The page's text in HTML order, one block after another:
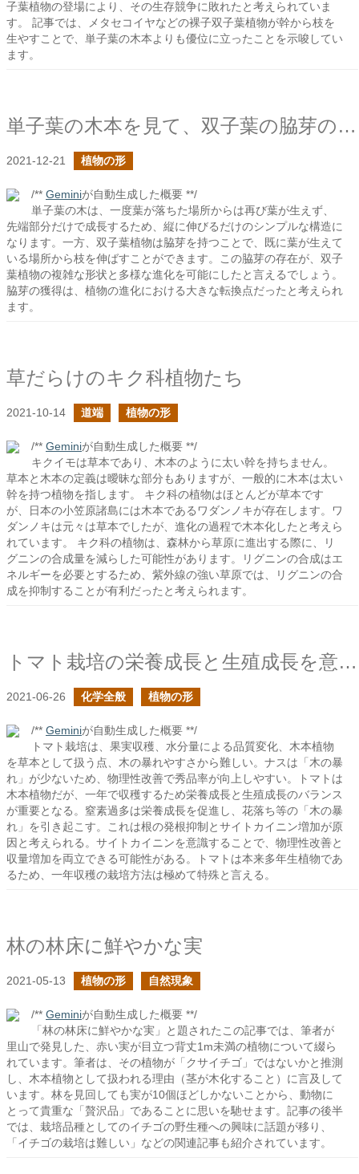
子葉植物の登場により、その生存競争に敗れたと考えられていま
す。 記事では、メタセコイヤなどの裸子双子葉植物が幹から枝を
生やすことで、単子葉の木本よりも優位に立ったことを示唆してい
ます。
単子葉の木本を見て、双子葉の脇芽の発生の凄さを知る
2021-12-21 植物の形
/** Geminiが自動生成した概要 **/
単子葉の木は、一度葉が落ちた場所からは再び葉が生えず、
先端部分だけで成長するため、縦に伸びるだけのシンプルな構造に
なります。一方、双子葉植物は脇芽を持つことで、既に葉が生えて
いる場所から枝を伸ばすことができます。この脇芽の存在が、双子
葉植物の複雑な形状と多様な進化を可能にしたと言えるでしょう。
脇芽の獲得は、植物の進化における大きな転換点だったと考えられ
ます。
草だらけのキク科植物たち
2021-10-14 道端 植物の形
/** Geminiが自動生成した概要 **/
キクイモは草本であり、木本のように太い幹を持ちません。
草本と木本の定義は曖昧な部分もありますが、一般的に木本は太い
幹を持つ植物を指します。 キク科の植物はほとんどが草本です
が、日本の小笠原諸島には木本であるワダンノキが存在します。ワ
ダンノキは元々は草本でしたが、進化の過程で木本化したと考えら
れています。 キク科の植物は、森林から草原に進出する際に、リ
グニンの合成量を減らした可能性があります。リグニンの合成はエ
ネルギーを必要とするため、紫外線の強い草原では、リグニンの合
成を抑制することが有利だったと考えられます。
トマト栽培の栄養成長と生殖成長を意識する
2021-06-26 化学全般 植物の形
/** Geminiが自動生成した概要 **/
トマト栽培は、果実収穫、水分量による品質変化、木本植物
を草本として扱う点、木の暴れやすさから難しい。ナスは「木の暴
れ」が少ないため、物理性改善で秀品率が向上しやすい。トマトは
木本植物だが、一年で収穫するため栄養成長と生殖成長のバランス
が重要となる。窒素過多は栄養成長を促進し、花落ち等の「木の暴
れ」を引き起こす。これは根の発根抑制とサイトカイニン増加が原
因と考えられる。サイトカイニンを意識することで、物理性改善と
収量増加を両立できる可能性がある。トマトは本来多年生植物であ
るため、一年収穫の栽培方法は極めて特殊と言える。
林の林床に鮮やかな実
2021-05-13 植物の形 自然現象
/** Geminiが自動生成した概要 **/
「林の林床に鮮やかな実」と題されたこの記事では、筆者が
里山で発見した、赤い実が目立つ背丈1m未満の植物について綴ら
れています。筆者は、その植物が「クサイチゴ」ではないかと推測
し、木本植物として扱われる理由（茎が木化すること）に言及して
います。林を見回しても実が10個ほどしかないことから、動物に
とって貴重な「贅沢品」であることに思いを馳せます。記事の後半
では、栽培品種としてのイチゴの野生種への興味に話題が移り、
「イチゴの栽培は難しい」などの関連記事も紹介されています。